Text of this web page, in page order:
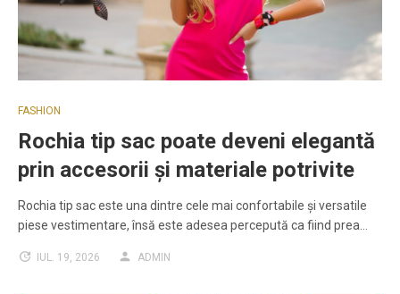
FASHION
Rochia tip sac poate deveni elegantă
prin accesorii și materiale potrivite
Rochia tip sac este una dintre cele mai confortabile și versatile
piese vestimentare, însă este adesea percepută ca fiind prea…
IUL. 19, 2026 ADMIN